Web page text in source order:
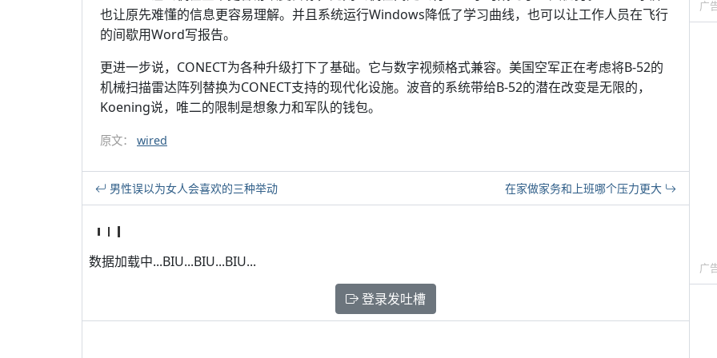
也让原先难懂的信息更容易理解。并且系统运行Windows降低了学习曲线，也可以让工作人员在飞行
的间歇用Word写报告。
更进一步说，CONECT为各种升级打下了基础。它与数字视频格式兼容。美国空军正在考虑将B-52的
机械扫描雷达阵列替换为CONECT支持的现代化设施。波音的系统带给B-52的潜在改变是无限的，
Koening说，唯二的限制是想象力和军队的钱包。
原文： wired
男性误以为女人会喜欢的三种举动 在家做家务和上班哪个压力更大
数据加载中...BIU...BIU...BIU...
登录发吐槽
广
广